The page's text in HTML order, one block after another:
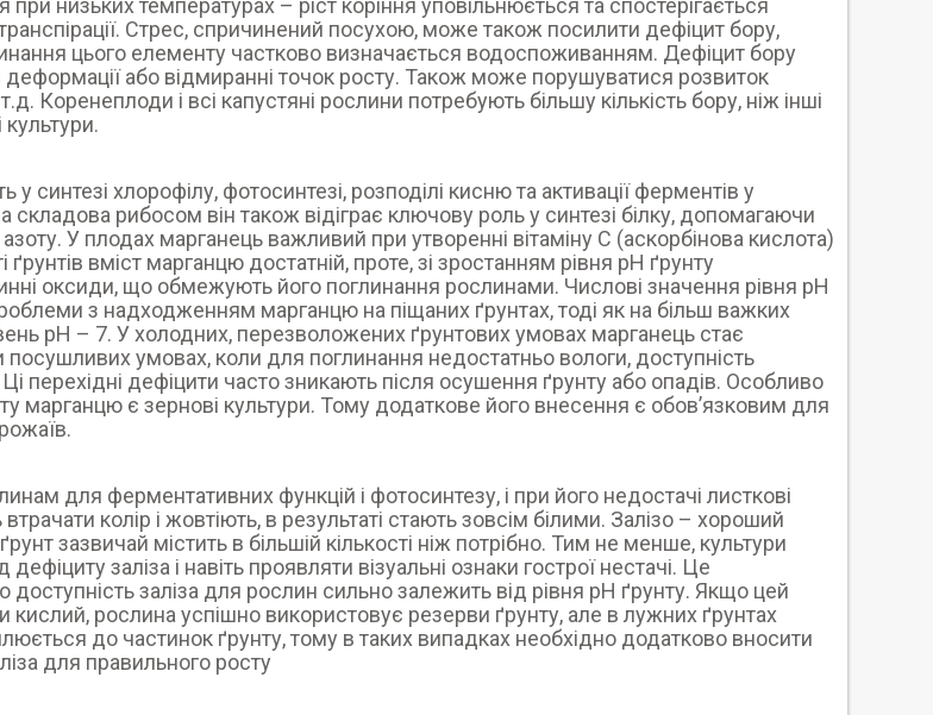
низьких температурах – ріст коріння уповільнюється та спостерігається
Стрес, спричинений посухою, може також посилити дефіцит бору,
цього елементу частково визначається водоспоживанням. Дефіцит бору
деформації або відмиранні точок росту. Також може порушуватися розвиток
т.д. Коренеплоди і всі капустяні рослини потребують більшу кількість бору, ніж інші
культури.
у синтезі хлорофілу, фотосинтезі, розподілі кисню та активації ферментів у
складова рибосом він також відіграє ключову роль у синтезі білку, допомагаючи
азоту. У плодах марганець важливий при утворенні вітаміну С (аскорбінова кислота)
ґрунтів вміст марганцю достатній, проте, зі зростанням рівня рН ґрунту
оксиди, що обмежують його поглинання рослинами. Числові значення рівня рН
з надходженням марганцю на піщаних ґрунтах, тоді як на більш важких
рН – 7. У холодних, перезволожених ґрунтових умовах марганець стає
посушливих умовах, коли для поглинання недостатньо вологи, доступність
перехідні дефіцити часто зникають після осушення ґрунту або опадів. Особливо
марганцю є зернові культури. Тому додаткове його внесення є обов’язковим для
для ферментативних функцій і фотосинтезу, і при його недостачі листкові
колір і жовтіють, в результаті стають зовсім білими. Залізо – хороший
зазвичай містить в більшій кількості ніж потрібно. Тим не менше, культури
заліза і навіть проявляти візуальні ознаки гострої нестачі. Це
доступність заліза для рослин сильно залежить від рівня рН ґрунту. Якщо цей
кислий, рослина успішно використовує резерви ґрунту, але в лужних ґрунтах
до частинок ґрунту, тому в таких випадках необхідно додатково вносити
для правильного росту